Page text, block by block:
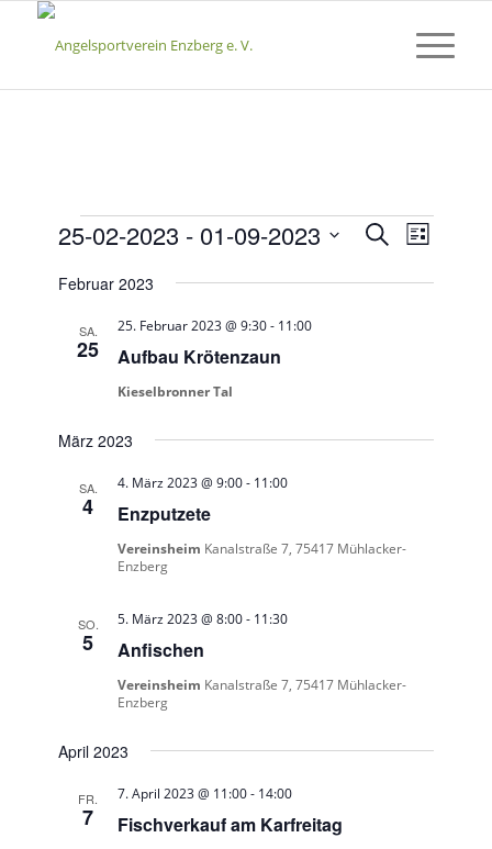
Veranstaltungen SucheListe
25-02-2023 - 01-09-2023
wählen.
Februar 2023
SA.
25 Aufbau Krötenzaun
25. Februar 2023 @ 9:30- 11:00
Kieselbronner Tal
März 2023
SA.
4 Enzputzete
4. März 2023 @ 9:00- 11:00
Vereinsheim Kanalstraße 7, 75417 Mühlacker-
Enzberg
SO.
5 Anfischen
5. März 2023 @ 8:00- 11:30
Vereinsheim Kanalstraße 7, 75417 Mühlacker-
Enzberg
April 2023
FR.
7 Fischverkauf am Karfreitag
7. April 2023 @ 11:00- 14:00